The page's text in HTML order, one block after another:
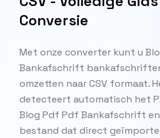
Conversie
Met onze converter kunt u
Bankafschrift
omzetten naar CSV formaat.
detecteert automatisch het
Blog Pdf Pdf Bankafschrift
bestand dat direct